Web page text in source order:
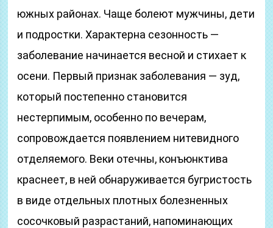
южных районах. Чаще болеют мужчины, дети
и подростки. Характерна сезонность —
заболевание начинается весной и стихает к
осени. Первый признак заболевания — зуд,
который постепенно становится
нестерпимым, особенно по вечерам,
сопровождается появлением нитевидного
отделяемого. Веки отечны, конъюнктива
краснеет, в ней обнаруживается бугристость
в виде отдельных плотных болезненных
сосочковый разрастаний, напоминающих